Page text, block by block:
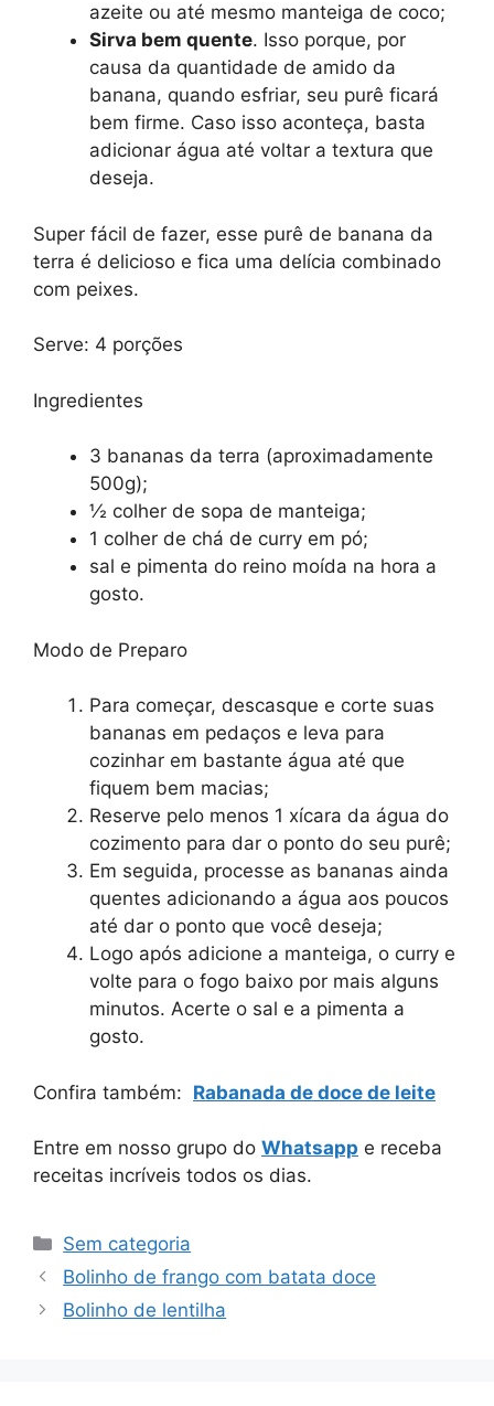
azeite ou até mesmo manteiga de coco;
Sirva bem quente. Isso porque, por
causa da quantidade de amido da
banana, quando esfriar, seu purê ficará
bem firme. Caso isso aconteça, basta
adicionar água até voltar a textura que
deseja.
Super fácil de fazer, esse purê de banana da
terra é delicioso e fica uma delícia combinado
com peixes.
Serve: 4 porções
Ingredientes
3 bananas da terra (aproximadamente
500g);
½ colher de sopa de manteiga;
1 colher de chá de curry em pó;
sal e pimenta do reino moída na hora a
gosto.
Modo de Preparo
Para começar, descasque e corte suas
bananas em pedaços e leva para
cozinhar em bastante água até que
fiquem bem macias;
Reserve pelo menos 1 xícara da água do
cozimento para dar o ponto do seu purê;
Em seguida, processe as bananas ainda
quentes adicionando a água aos poucos
até dar o ponto que você deseja;
Logo após adicione a manteiga, o curry e
volte para o fogo baixo por mais alguns
minutos. Acerte o sal e a pimenta a
gosto.
Confira também: Rabanada de doce de leite
Entre em nosso grupo do Whatsapp e receba
receitas incríveis todos os dias.
Categorias
Sem categoria
Bolinho de frango com batata doce
Bolinho de lentilha